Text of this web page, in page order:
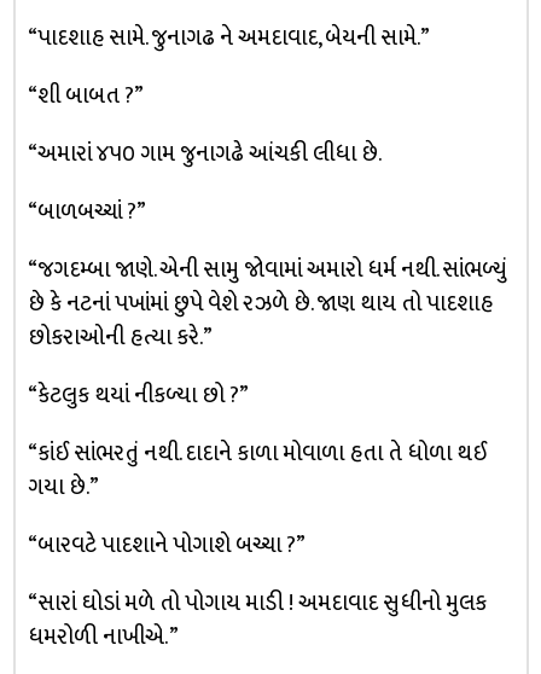
“પાદશાહ સામે. જુનાગઢ ને અમદાવાદ, બેયની સામે.”
“શી બાબત ?”
“અમારાં ૪૫૦ ગામ જુનાગઢે આંચકી લીધા છે.
“બાળબચ્ચાં ?”
“જગદમ્બા જાણે. એની સામુ જોવામાં અમારો ધર્મ નથી. સાંભળ્યું
છે કે નટનાં પખાંમાં છુપે વેશે રઝળે છે. જાણ થાય તો પાદશાહ
છોકરાઓની હત્યા કરે.”
“કેટલુક થયાં નીકળ્યા છો ?”
“કાંઈ સાંભરતું નથી. દાદાને કાળા મોવાળા હતા તે ધોળા થઈ
ગયા છે.”
“બારવટે પાદશાને પોગાશે બચ્ચા ?”
“સારાં ઘોડાં મળે તો પોગાય માડી ! અમદાવાદ સુધીનો મુલક
ધમરોળી નાખીએ. ”